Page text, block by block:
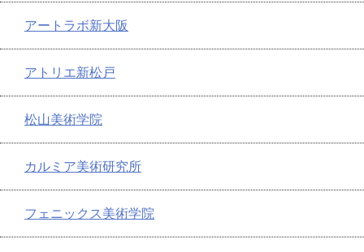
アートラボ新大阪
アトリエ新松戸
松山美術学院
カルミア美術研究所
フェニックス美術学院